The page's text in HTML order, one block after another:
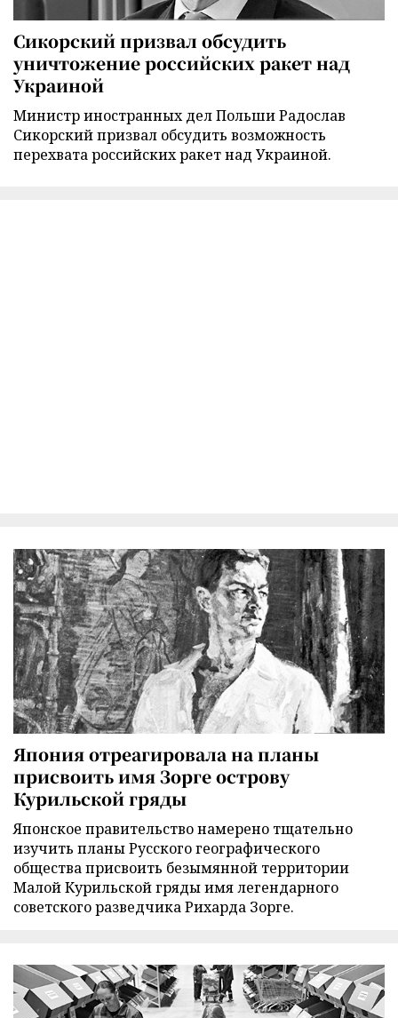
Сикорский призвал обсудить
уничтожение российских ракет над
Украиной
Министр иностранных дел Польши Радослав
Сикорский призвал обсудить возможность
перехвата российских ракет над Украиной.
Япония отреагировала на планы
присвоить имя Зорге острову
Курильской гряды
Японское правительство намерено тщательно
изучить планы Русского географического
общества присвоить безымянной территории
Малой Курильской гряды имя легендарного
советского разведчика Рихарда Зорге.